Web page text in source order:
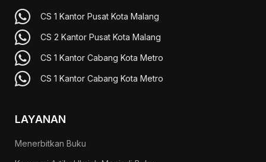
CS 1 Kantor Pusat Kota Malang
CS 2 Kantor Pusat Kota Malang
CS 1 Kantor Cabang Kota Metro
CS 1 Kantor Cabang Kota Metro
LAYANAN
Menerbitkan Buku